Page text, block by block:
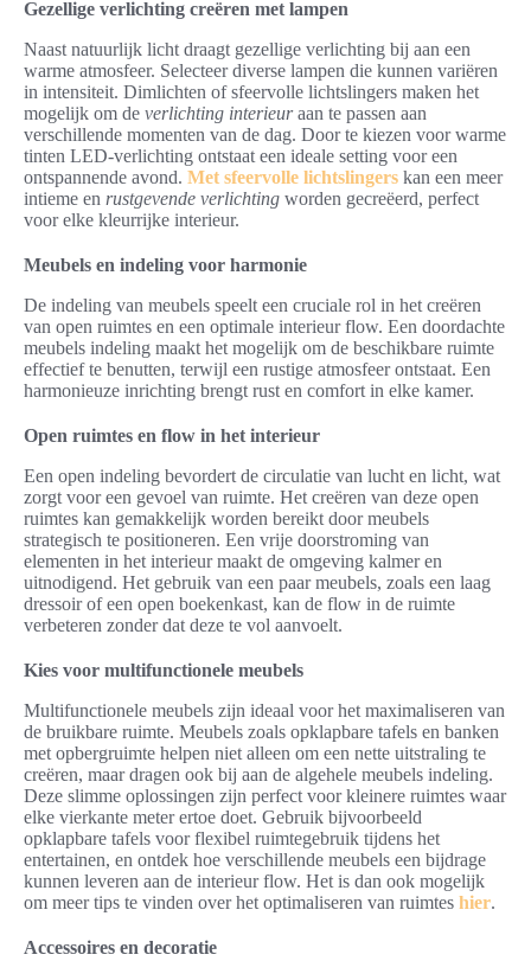
Gezellige verlichting creëren met lampen
Naast natuurlijk licht draagt gezellige verlichting bij aan een
warme atmosfeer. Selecteer diverse lampen die kunnen variëren
in intensiteit. Dimlichten of sfeervolle lichtslingers maken het
mogelijk om de verlichting interieuraan te passen aan
verschillende momenten van de dag. Door te kiezen voor warme
tinten LED-verlichting ontstaat een ideale setting voor een
ontspannende avond. Met sfeervolle lichtslingers kan een meer
intieme en rustgevende verlichting worden gecreëerd, perfect
voor elke kleurrijke interieur.
Meubels en indeling voor harmonie
De indeling van meubels speelt een cruciale rol in het creëren
van open ruimtes en een optimale interieur flow. Een doordachte
meubels indeling maakt het mogelijk om de beschikbare ruimte
effectief te benutten, terwijl een rustige atmosfeer ontstaat. Een
harmonieuze inrichting brengt rust en comfort in elke kamer.
Open ruimtes en flow in het interieur
Een open indeling bevordert de circulatie van lucht en licht, wat
zorgt voor een gevoel van ruimte. Het creëren van deze open
ruimtes kan gemakkelijk worden bereikt door meubels
strategisch te positioneren. Een vrije doorstroming van
elementen in het interieur maakt de omgeving kalmer en
uitnodigend. Het gebruik van een paar meubels, zoals een laag
dressoir of een open boekenkast, kan de flow in de ruimte
verbeteren zonder dat deze te vol aanvoelt.
Kies voor multifunctionele meubels
Multifunctionele meubels zijn ideaal voor het maximaliseren van
de bruikbare ruimte. Meubels zoals opklapbare tafels en banken
met opbergruimte helpen niet alleen om een nette uitstraling te
creëren, maar dragen ook bij aan de algehele meubels indeling.
Deze slimme oplossingen zijn perfect voor kleinere ruimtes waar
elke vierkante meter ertoe doet. Gebruik bijvoorbeeld
opklapbare tafels voor flexibel ruimtegebruik tijdens het
entertainen, en ontdek hoe verschillende meubels een bijdrage
kunnen leveren aan de interieur flow. Het is dan ook mogelijk
om meer tips te vinden over het optimaliseren van ruimtes hier.
Accessoires en decoratie